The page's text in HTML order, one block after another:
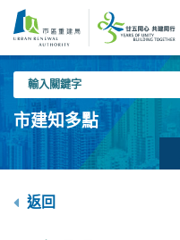
要
入
關
鍵
市建知多點
返回